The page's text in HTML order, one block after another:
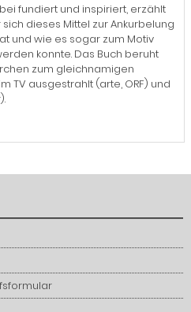
fundiert und inspiriert, erzählt
dieses Mittel zur Ankurbelung
und wie es sogar zum Motiv
konnte. Das Buch beruht
zum gleichnamigen
TV ausgestrahlt (arte, ORF) und